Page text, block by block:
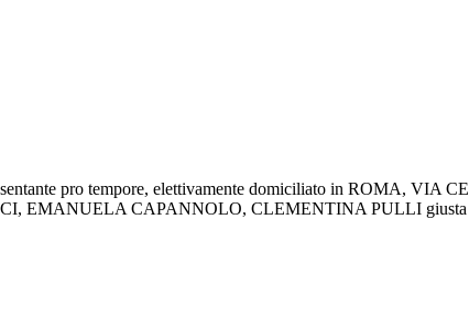
pro tempore, elettivamente domiciliato in ROMA, VIA
EMANUELA CAPANNOLO, CLEMENTINA PULLI giusta